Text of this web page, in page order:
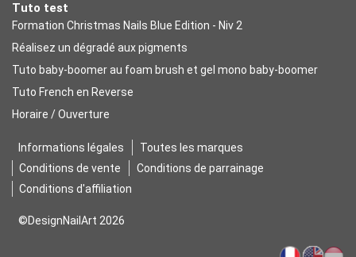
Tuto test
Formation Christmas Nails Blue Edition - Niv 2
Réalisez un dégradé aux pigments
Tuto baby-boomer au foam brush et gel mono baby-boomer
Tuto French en Reverse
Horaire / Ouverture
Informations légales
Toutes les marques
Conditions de vente
Conditions de parrainage
Conditions d'affiliation
©DesignNailArt 2026